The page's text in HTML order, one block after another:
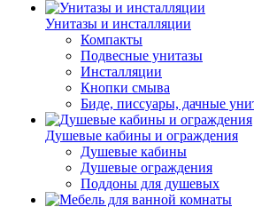
Унитазы и инсталляции
Компакты
Подвесные унитазы
Инсталляции
Кнопки смыва
Биде, писсуары, дачные
Душевые кабины и ограждения
Душевые кабины
Душевые ограждения
Поддоны для душевых